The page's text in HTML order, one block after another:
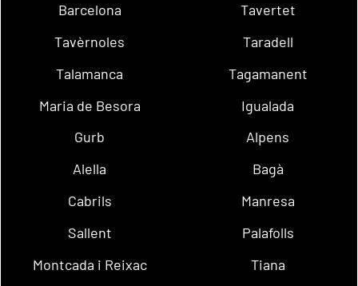
Barcelona
Tavertet
Tavèrnoles
Taradell
Talamanca
Tagamanent
Maria de Besora
Igualada
Gurb
Alpens
Alella
Bagà
Cabrils
Manresa
Sallent
Palafolls
Montcada i Reixac
Tiana